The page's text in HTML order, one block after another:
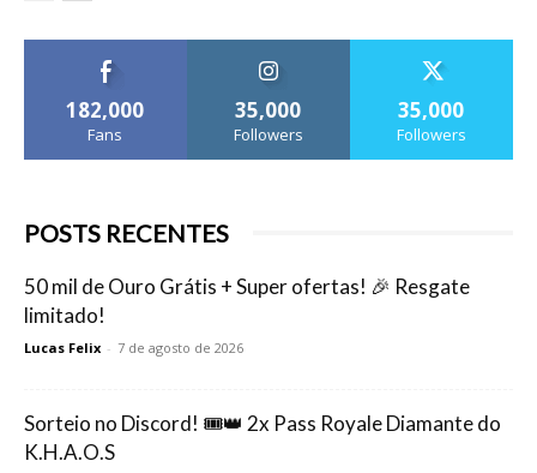
182,000
Fans
35,000
Followers
35,000
Followers
POSTS RECENTES
50 mil de Ouro Grátis + Super ofertas! 🎉 Resgate
limitado!
Lucas Felix - 7 de agosto de 2026
Sorteio no Discord! 🎟️👑 2x Pass Royale Diamante do
K.H.A.O.S